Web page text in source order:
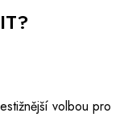
volbou pro